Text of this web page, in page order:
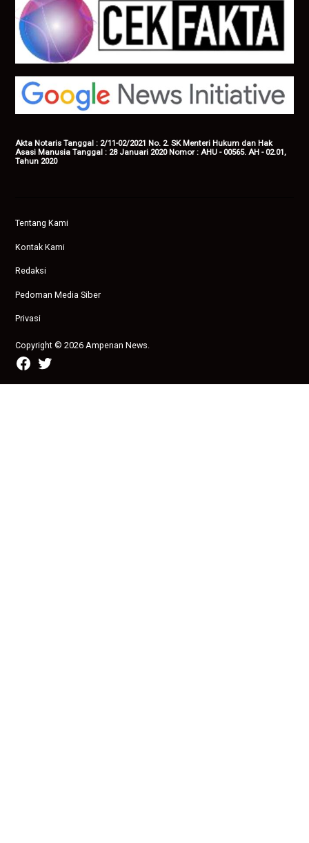
Akta Notaris Tanggal : 2/11-02/2021 No. 2. SK Menteri Hukum dan Hak
Asasi Manusia Tanggal : 28 Januari 2020 Nomor : AHU - 00565. AH - 02.01,
Tahun 2020
Tentang Kami
Kontak Kami
Redaksi
Pedoman Media Siber
Privasi
Copyright © 2026 Ampenan News.
facebook
twitter